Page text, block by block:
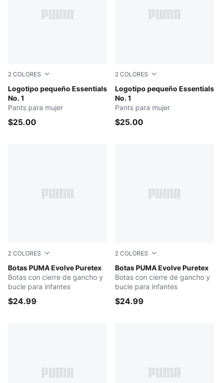
2 COLORES
Logotipo pequeño Essentials
No. 1
PUMA BLACK
Pants para mujer
$25.00
2 COLORES
Logotipo pequeño Essentials
No. 1
Light Gray Heather
Pants para mujer
$25.00
2 COLORES
Botas PUMA Evolve Puretex
Dark Olive-Galactic Gray-PUMA White
Botas con cierre de gancho y
bucle para infantes
$24.99
2 COLORES
Botas PUMA Evolve Puretex
Galactic Gray-Tart Cherry-
Botas con cierre de gancho y
bucle para infantes
$24.99